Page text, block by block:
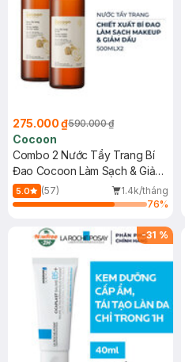
275.000 ₫590.000 ₫
Cocoon
Combo 2 Nước Tẩy Trang Bí
Đao Cocoon Làm Sạch & Giảm
Dầu 500ml
5.0 (57)
1.4k/tháng
76%
-31 %